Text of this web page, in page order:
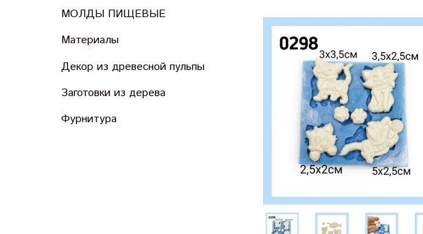
МОЛДЫ ПИЩЕВЫЕ
Материалы
Декор из древесной пульпы
Заготовки из дерева
Фурнитура